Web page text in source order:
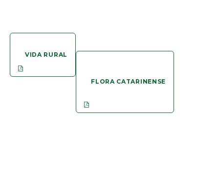
VIDA RURAL
FLORA CATARINENSE